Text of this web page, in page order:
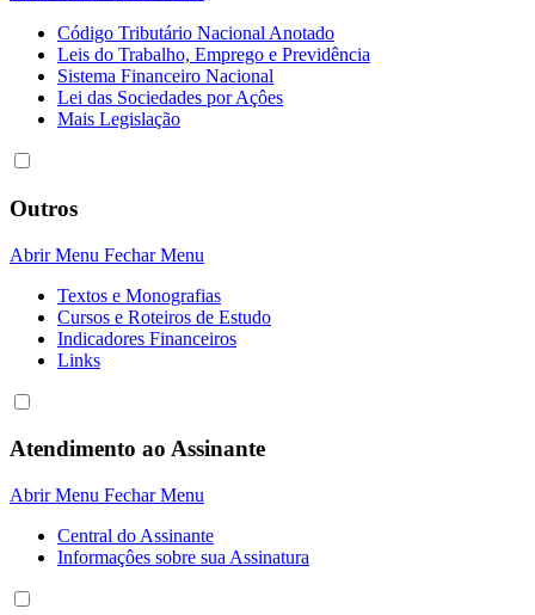
Código Tributário Nacional Anotado
Leis do Trabalho, Emprego e Previdência
Sistema Financeiro Nacional
Lei das Sociedades por Açôes
Mais Legislação
Outros
Abrir Menu Fechar Menu
Textos e Monografias
Cursos e Roteiros de Estudo
Indicadores Financeiros
Links
Atendimento ao Assinante
Abrir Menu Fechar Menu
Central do Assinante
Informaçôes sobre sua Assinatura